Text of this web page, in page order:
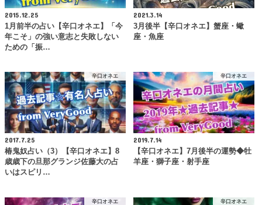
2015.12.25
1月前半の占い【辛口オネエ】「今
年こそ」の強い意志と失敗しない
ための「振…
2021.3.14
3月後半【辛口オネエ】蟹座・蠍
座・魚座
辛口オネエ
2017.7.25
椿鬼奴占い（3）【辛口オネエ】8
歳歳下の旦那グランジ佐藤大の占
いはスピリ…
辛口オネエ
2019.7.14
【辛口オネエ】7月後半の運勢◆牡
羊座・獅子座・射手座
辛口オネエ 辛口オネエ